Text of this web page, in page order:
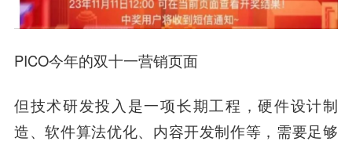
PICO今年的双十一营销页面
但技术研发投入是一项长期工程，硬件设计制
造、软件算法优化、内容开发制作等，需要足够